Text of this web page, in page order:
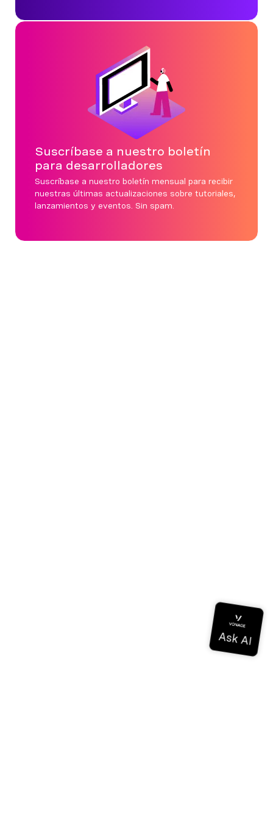
Suscríbase a nuestro boletín
para desarrolladores
Suscríbase a nuestro boletín mensual para recibir
nuestras últimas actualizaciones sobre tutoriales,
lanzamientos y eventos. Sin spam.